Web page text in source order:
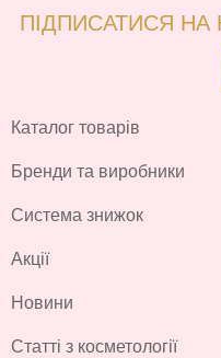
ПІДПИСАТИСЯ НА
Каталог товарів
Бренди та виробники
Система знижок
Акції
Новини
Статті з косметології